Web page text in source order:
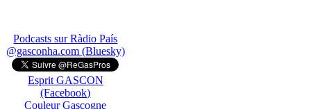
Podcasts sur Ràdio País
@gasconha.com (Bluesky)
Esprit GASCON
(Facebook)
Couleur Gascogne